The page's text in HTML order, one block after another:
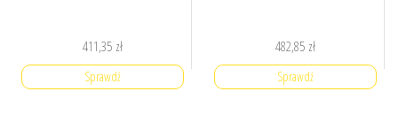
411,35 zł
Sprawdź
482,85 zł
Sprawdź